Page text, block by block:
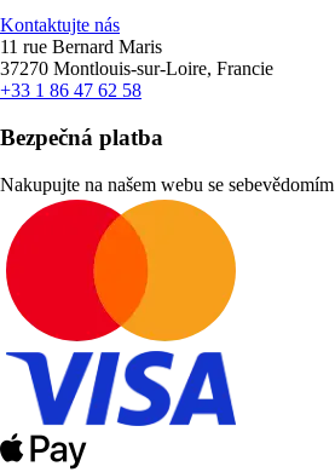
Kontaktujte nás
11 rue Bernard Maris
37270 Montlouis-sur-Loire, Francie
+33 1 86 47 62 58
Bezpečná platba
Nakupujte na našem webu se sebevědomím